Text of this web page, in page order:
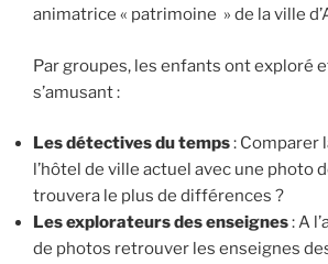
animatrice « patrimoine » de la ville
Par groupes, les enfants ont exploré
s’amusant :
Les détectives du temps: Comparer
l’hôtel de ville actuel avec une photo
trouvera le plus de différences ?
Les explorateurs des enseignes: A
de photos retrouver les enseignes